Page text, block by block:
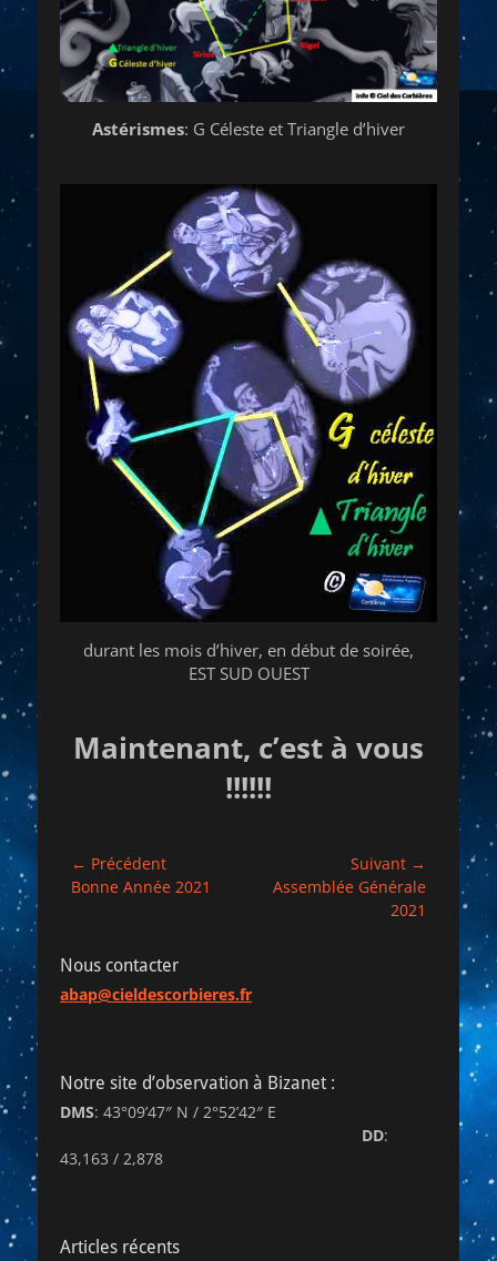
Astérismes: G Céleste et Triangle d’hiver
durant les mois d’hiver, en début de soirée,
EST SUD OUEST
Maintenant, c’est à vous
!!!!!!
Navigation
de
← Précédent
Article
Bonne Année 2021
Suivant →
Article
Assemblée Générale
2021
Nous contacter
abap@cieldescorbieres.fr
Notre site d’observation à Bizanet :
DMS: 43°09’47″ N / 2°52’42″ E
DD:
43,163 / 2,878
Articles récents